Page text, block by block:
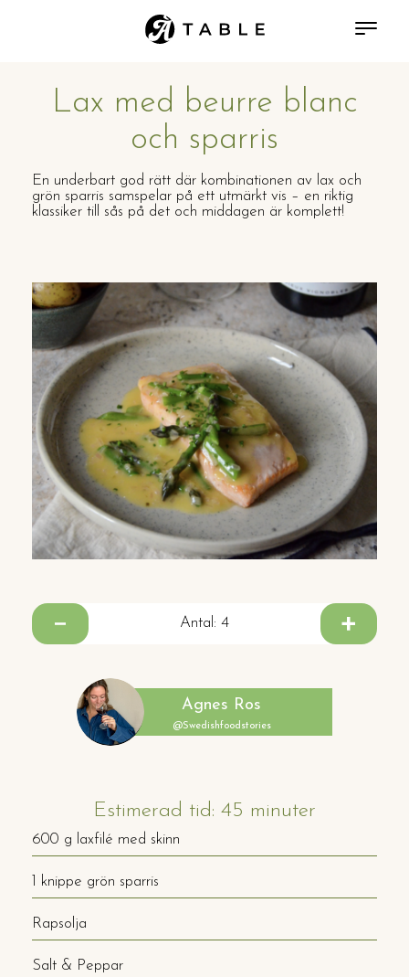
Lax med beurre blanc
och sparris
En underbart god rätt där kombinationen av lax och
grön sparris samspelar på ett utmärkt vis – en riktig
klassiker till sås på det och middagen är komplett!
Antal: 4
Agnes Ros
@Swedishfoodstories
Estimerad tid: 45 minuter
600 g laxfilé med skinn
1 knippe grön sparris
Rapsolja
Salt & Peppar